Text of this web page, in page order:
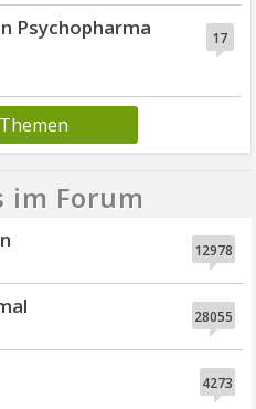
17
Psychopharma
im Forum
12978
28055
4273